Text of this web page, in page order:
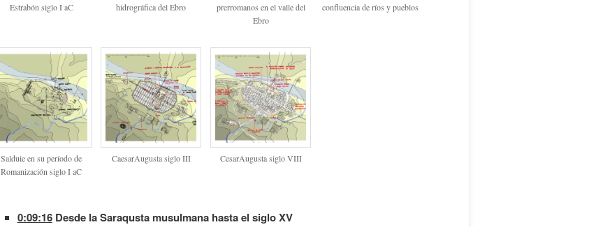
Estrabón siglo I aC
hidrográfica del Ebro
prerromanos en el valle del
Ebro
confluencia de ríos y pueblos
Salduie en su período de
Romanización siglo I aC
CaesarAugusta siglo III CesarAugusta siglo VIII
0:09:16Desde la Saraqusta musulmana hasta el siglo XV